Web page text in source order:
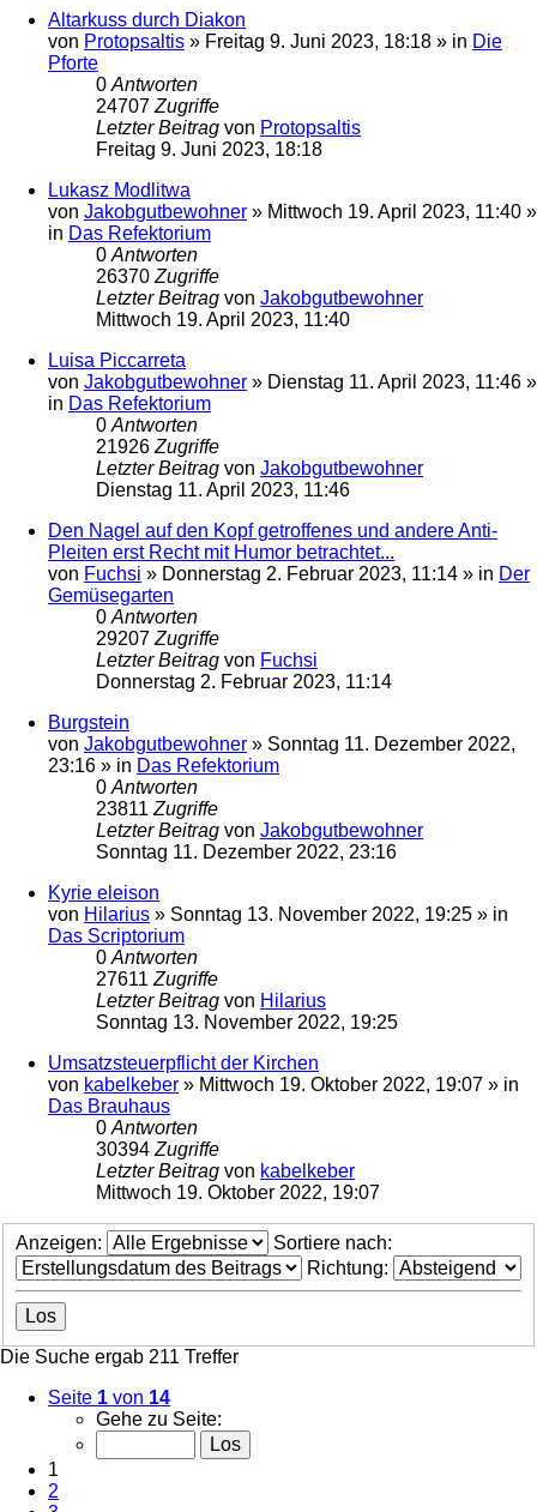
Altarkuss durch Diakon
von Protopsaltis » Freitag 9. Juni 2023, 18:18 » in Die
Pforte
0 Antworten
24707 Zugriffe
Letzter Beitrag von Protopsaltis
Freitag 9. Juni 2023, 18:18
Lukasz Modlitwa
von Jakobgutbewohner » Mittwoch 19. April 2023, 11:40 »
in Das Refektorium
0 Antworten
26370 Zugriffe
Letzter Beitrag von Jakobgutbewohner
Mittwoch 19. April 2023, 11:40
Luisa Piccarreta
von Jakobgutbewohner » Dienstag 11. April 2023, 11:46 »
in Das Refektorium
0 Antworten
21926 Zugriffe
Letzter Beitrag von Jakobgutbewohner
Dienstag 11. April 2023, 11:46
Den Nagel auf den Kopf getroffenes und andere Anti-
Pleiten erst Recht mit Humor betrachtet...
von Fuchsi » Donnerstag 2. Februar 2023, 11:14 » in Der
Gemüsegarten
0 Antworten
29207 Zugriffe
Letzter Beitrag von Fuchsi
Donnerstag 2. Februar 2023, 11:14
Burgstein
von Jakobgutbewohner » Sonntag 11. Dezember 2022,
23:16 » in Das Refektorium
0 Antworten
23811 Zugriffe
Letzter Beitrag von Jakobgutbewohner
Sonntag 11. Dezember 2022, 23:16
Kyrie eleison
von Hilarius » Sonntag 13. November 2022, 19:25 » in
Das Scriptorium
0 Antworten
27611 Zugriffe
Letzter Beitrag von Hilarius
Sonntag 13. November 2022, 19:25
Umsatzsteuerpflicht der Kirchen
von kabelkeber » Mittwoch 19. Oktober 2022, 19:07 » in
Das Brauhaus
0 Antworten
30394 Zugriffe
Letzter Beitrag von kabelkeber
Mittwoch 19. Oktober 2022, 19:07
Anzeigen:
Sortiere nach:
Richtung:
Die Suche ergab 211 Treffer
Seite 1 von 14
Gehe zu Seite:
1
2